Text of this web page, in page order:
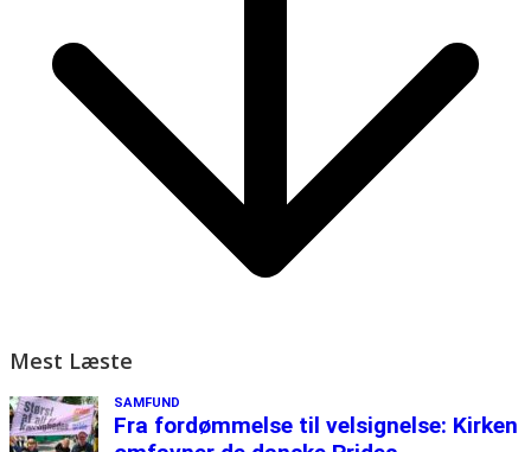
Mest Læste